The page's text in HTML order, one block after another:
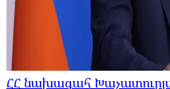
ՀՀ նախագահ